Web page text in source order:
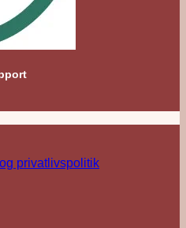
privatlivspolitik